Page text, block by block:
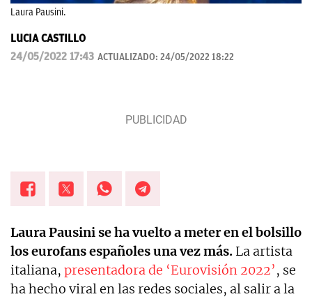
Laura Pausini.
LUCIA CASTILLO
24/05/2022 17:43 ACTUALIZADO: 24/05/2022 18:22
Laura Pausini se ha vuelto a meter en el bolsillo
los eurofans españoles una vez más. La artista
italiana, presentadora de ‘Eurovisión 2022’, se
ha hecho viral en las redes sociales, al salir a la